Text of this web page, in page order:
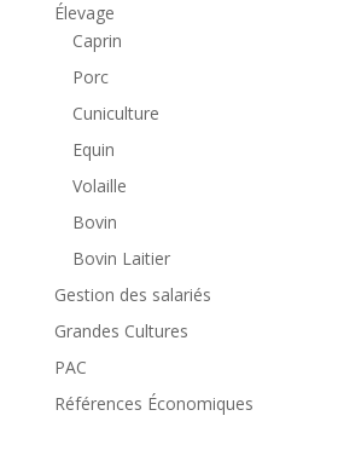
Élevage
Caprin
Porc
Cuniculture
Equin
Volaille
Bovin
Bovin Laitier
Gestion des salariés
Grandes Cultures
PAC
Références Économiques